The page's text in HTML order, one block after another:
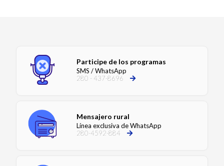
Participe de los programas
SMS / WhatsApp
280 - 437-8696
Mensajero rural
Línea exclusiva de WhatsApp
280-4592-884